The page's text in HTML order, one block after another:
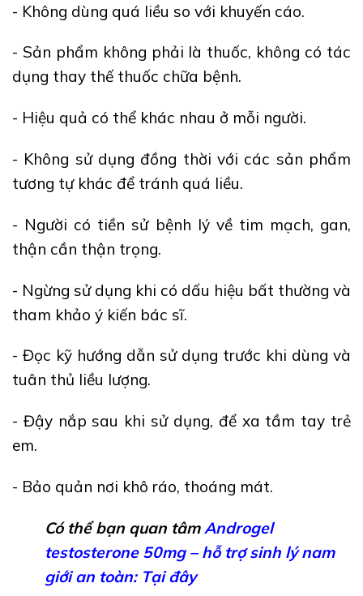
- Không dùng quá liều so với khuyến cáo.
- Sản phẩm không phải là thuốc, không có tác
dụng thay thế thuốc chữa bệnh.
- Hiệu quả có thể khác nhau ở mỗi người.
- Không sử dụng đồng thời với các sản phẩm
tương tự khác để tránh quá liều.
- Người có tiền sử bệnh lý về tim mạch, gan,
thận cần thận trọng.
- Ngừng sử dụng khi có dấu hiệu bất thường và
tham khảo ý kiến bác sĩ.
- Đọc kỹ hướng dẫn sử dụng trước khi dùng và
tuân thủ liều lượng.
- Đậy nắp sau khi sử dụng, để xa tầm tay trẻ
em.
- Bảo quản nơi khô ráo, thoáng mát.
Có thể bạn quan tâmAndrogel
testosterone 50mg – hỗ trợ sinh lý nam
giới an toàn: Tại đây